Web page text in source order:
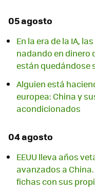
05 agosto
En la era de la IA,
nadando en dinero
están quedándose
Alguien está
europea: China y
acondicionados
04 agosto
EEUU lleva años
avanzados a
fichas con sus